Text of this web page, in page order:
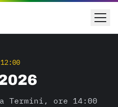
12:00
Termini, ore 14:00